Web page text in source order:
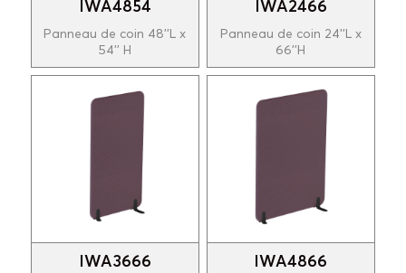
IWA4854
Panneau de coin 48''L x
54'' H
IWA2466
Panneau de coin 24''L x
66''H
IWA3666 IWA4866